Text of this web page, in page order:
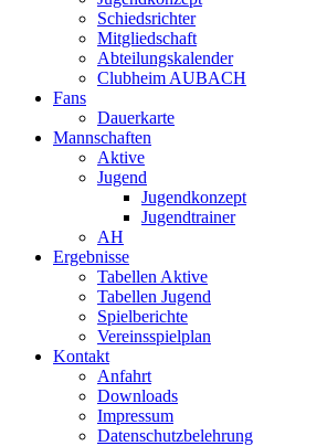
Schiedsrichter
Mitgliedschaft
Abteilungskalender
Clubheim AUBACH
Fans
Dauerkarte
Mannschaften
Aktive
Jugend
Jugendkonzept
Jugendtrainer
AH
Ergebnisse
Tabellen Aktive
Tabellen Jugend
Spielberichte
Vereinsspielplan
Kontakt
Anfahrt
Downloads
Impressum
Datenschutzbelehrung